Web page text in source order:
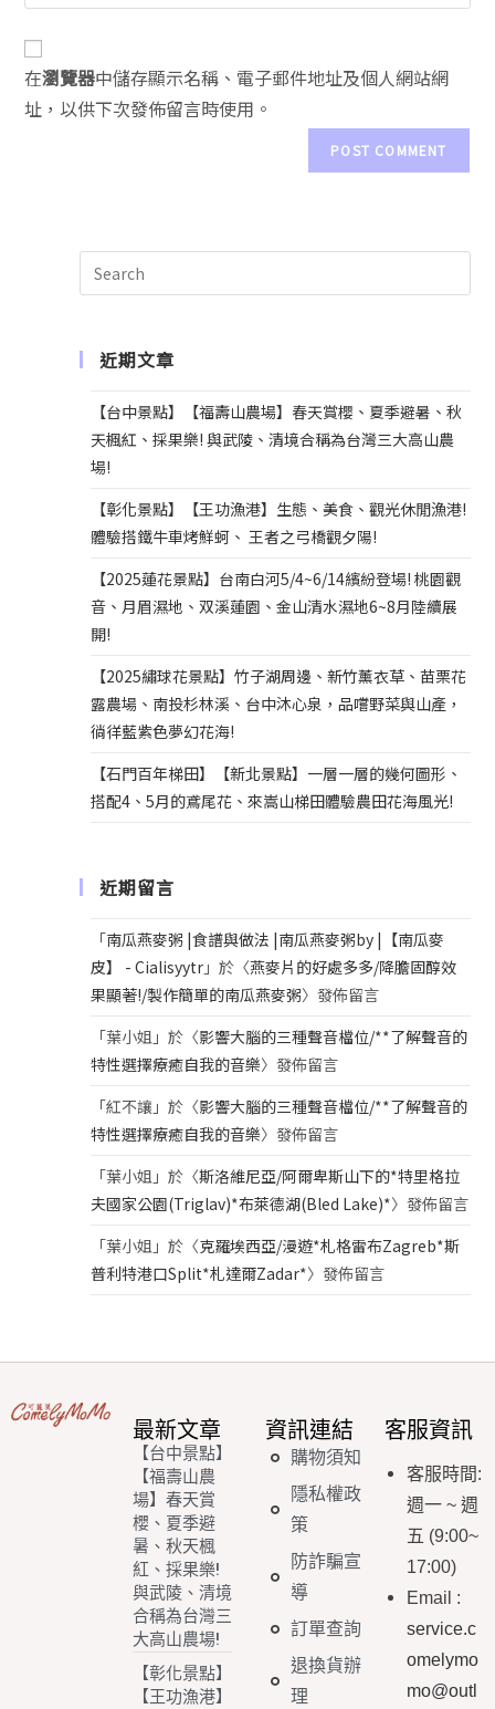
在瀏覽器中儲存顯示名稱、電子郵件地址及個人網站網
址，以供下次發佈留言時使用。
i
近期文章
【台中景點】【福壽山農場】春天賞櫻、夏季避暑、秋
天楓紅、採果樂! 與武陵、清境合稱為台灣三大高山農
場!
【彰化景點】【王功漁港】生態、美食、觀光休閒漁港!
體驗搭鐵牛車烤鮮蚵、 王者之弓橋觀夕陽!
【2025蓮花景點】台南白河5/4~6/14繽紛登場! 桃園觀
音、月眉濕地、双溪蓮園、金山清水濕地6~8月陸續展
開!
【2025繡球花景點】竹子湖周邊、新竹薰衣草、苗栗花
露農場、南投杉林溪、台中沐心泉，品嚐野菜與山產，
徜徉藍紫色夢幻花海!
【石門百年梯田】【新北景點】一層一層的幾何圖形、
搭配4、5月的鳶尾花、來嵩山梯田體驗農田花海風光!
近期留言
「南瓜燕麥粥 |食譜與做法 |南瓜燕麥粥by |【南瓜麥
皮】 - Cialisyytr 」於〈燕麥片的好處多多/降膽固醇效
果顯著!/製作簡單的南瓜燕麥粥〉發佈留言
「葉小姐 」於〈影響大腦的三種聲音檔位/**了解聲音的
特性選擇療癒自我的音樂〉發佈留言
「紅不讓 」於〈影響大腦的三種聲音檔位/**了解聲音的
特性選擇療癒自我的音樂〉發佈留言
「葉小姐 」於〈斯洛維尼亞/阿爾卑斯山下的*特里格拉
夫國家公園(Triglav)*布萊德湖(Bled Lake)*〉發佈留言
「葉小姐 」於〈克羅埃西亞/漫遊*札格雷布Zagreb*斯
普利特港口Split*札達爾Zadar*〉發佈留言
最新文章
【台中景點】
【福壽山農
場】春天賞
櫻、夏季避
暑、秋天楓
紅、採果樂!
與武陵、清境
合稱為台灣三
大高山農場!
【彰化景點】
【王功漁港】
資訊連結
購物須知
隱私權政
策
防詐騙宣
導
訂單查詢
退換貨辦
理
客服資訊
客服時間:
週一 ~ 週
五 (9:00~
17:00)
Email :
service.c
omelymo
mo@outl